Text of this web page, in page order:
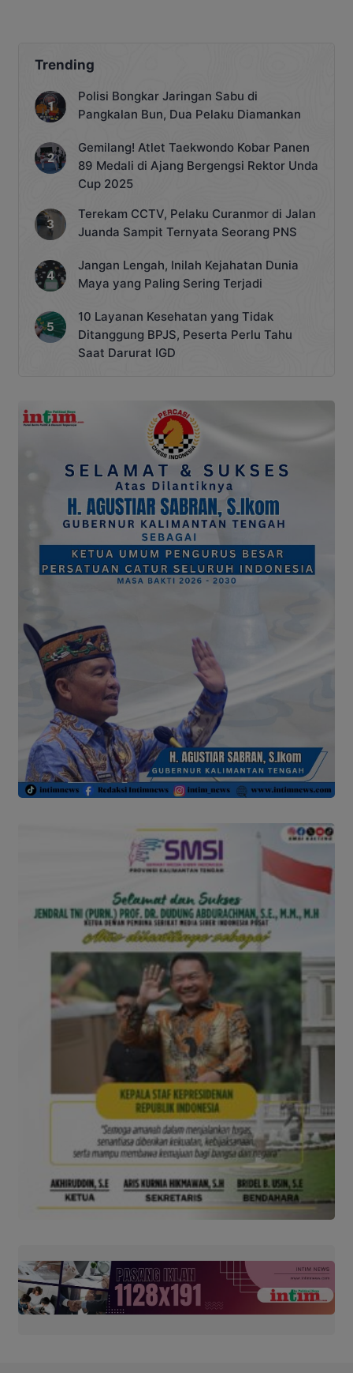
Trending
Polisi Bongkar Jaringan Sabu di
Pangkalan Bun, Dua Pelaku Diamankan
Gemilang! Atlet Taekwondo Kobar Panen
89 Medali di Ajang Bergengsi Rektor Unda
Cup 2025
Terekam CCTV, Pelaku Curanmor di Jalan
Juanda Sampit Ternyata Seorang PNS
Jangan Lengah, Inilah Kejahatan Dunia
Maya yang Paling Sering Terjadi
10 Layanan Kesehatan yang Tidak
Ditanggung BPJS, Peserta Perlu Tahu
Saat Darurat IGD